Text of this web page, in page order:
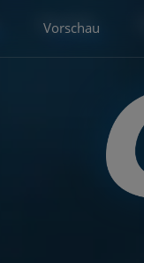
Vorschau